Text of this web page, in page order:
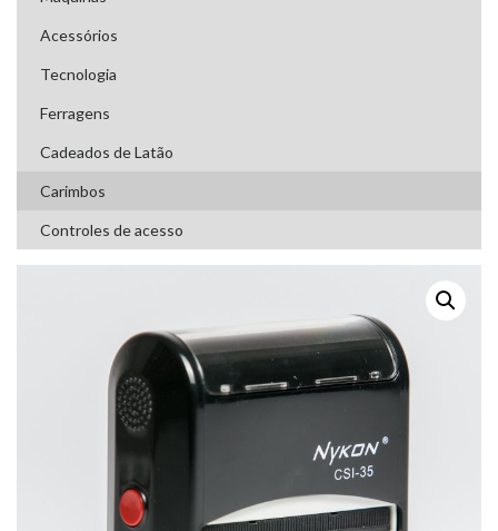
Acessórios
Tecnologia
Ferragens
Cadeados de Latão
Carimbos
Controles de acesso